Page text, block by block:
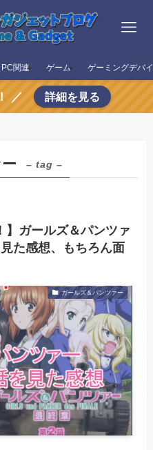
PC関連 ゲーム ゲーミングデバ
／ 詳細を見る
– tag –
】ガールズ＆パンツァ
た感想、もちろん面
ガールズ＆パンツァー